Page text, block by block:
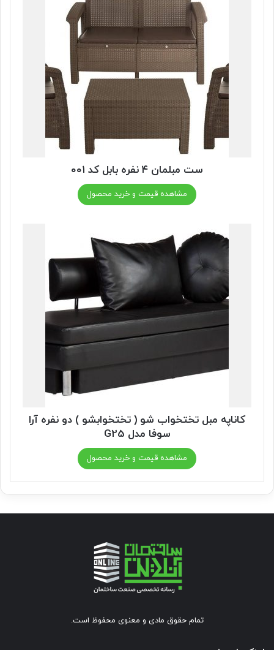
ست مبلمان ۴ نفره بابل کد ۰۰۱
مشاهده قیمت و خرید محصول
کاناپه مبل تختخواب شو ( تختخوابشو ) دو نفره آرا
سوفا مدل G25
مشاهده قیمت و خرید محصول
تمام حقوق مادی و معنوی محفوظ است.